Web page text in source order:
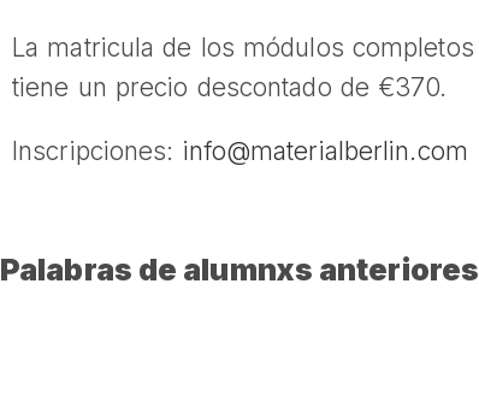
La matricula de los módulos completos
tiene un precio descontado de €370.
Inscripciones: info@materialberlin.com
Palabras de alumnxs anteriores